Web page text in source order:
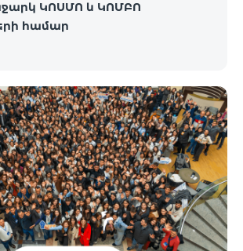
ԿՈՍՄՈ և ԿՈՄԲՈ
համար